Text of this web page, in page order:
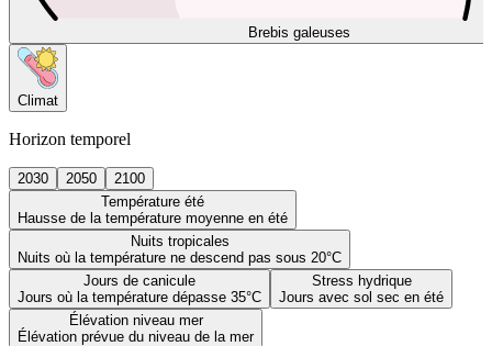
Brebis galeuses
Climat
Horizon temporel
2030 2050
2100
Température été
Hausse de la température moyenne en été
Nuits tropicales
Nuits où la température ne descend pas sous 20°C
Jours de canicule
Jours où la température dépasse 35°C
Stress hydrique
Jours avec sol sec en été
Élévation niveau mer
Élévation prévue du niveau de la mer